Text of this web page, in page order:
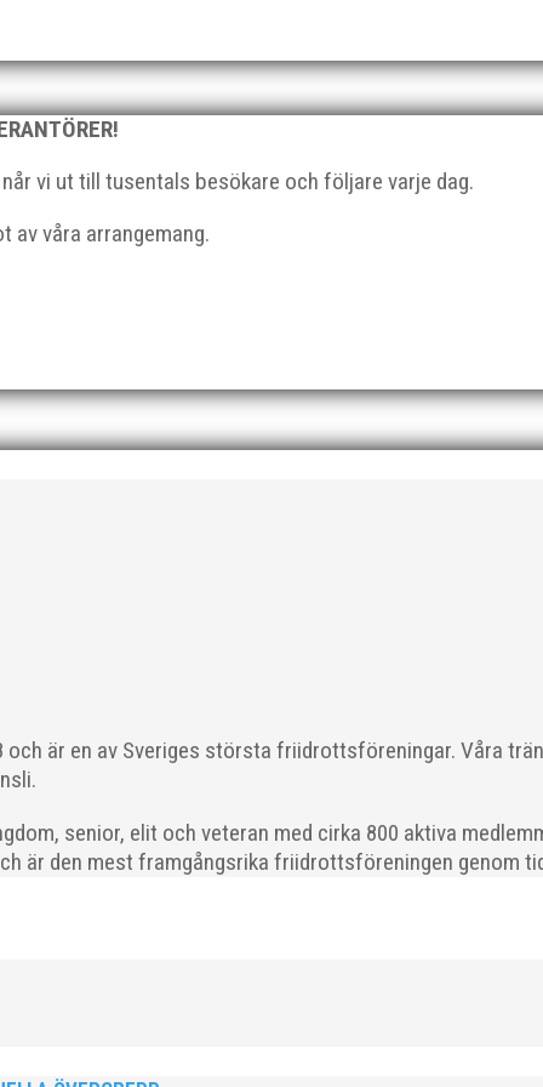
vi ut till tusentals besökare och följare varje dag.
av våra arrangemang.
är en av Sveriges största friidrottsföreningar. Våra
senior, elit och veteran med cirka 800 aktiva
är den mest framgångsrika friidrottsföreningen genom
mat och underhållning. Bilder från denna del hittar
Fler bilder från MAI:s Årsmöte...
MAI:s kulstötare Wictor Petersson. Året gav svenskt rekord,
efter några motiga år när inte så mycket hänt...
till MAI och Kalvinknatet – Lasses skötebarn i alla år.
för att ta emot hyllningarna. –...
MAI RUNNERS som sprang det mysiga Sylvesterloppet på
med tidtagning på de fem främsta i varje...